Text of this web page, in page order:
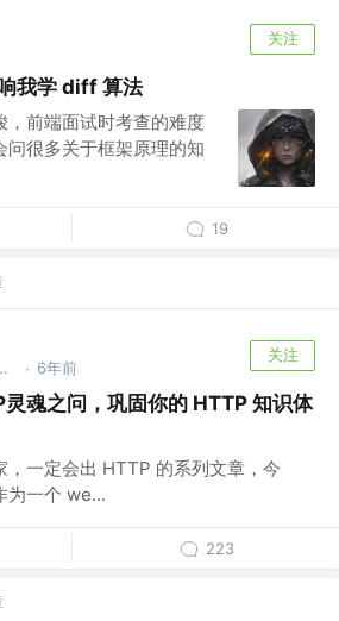
关注
我学 diff 算法
，前端面试时考查的难度
很多关于框架原理的知
19
@字节跳动 · 6年前
关注
灵魂之问，巩固你的 HTTP 知识体
，一定会出 HTTP 的系列文章，今
为一个 we...
223